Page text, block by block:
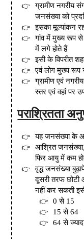
ग्रामीण नगरीय
जनसंख्या को
इसका मूल्यांकन
गांव में मुख्य रूप से
में लगे होते हैं
इसी के विपरीत
एवं लोग मुख्य रूप
ग्रामीण एवं
स्तर एवं वहां पर
पराश्रितता
यह जनसंख्या के
आश्रित जनसंख्या
फिर आयु में कम
वृद्ध जनसंख्या
दूसरी तरफ
नहीं कर सकती
0से 15
15 से 64
64 से